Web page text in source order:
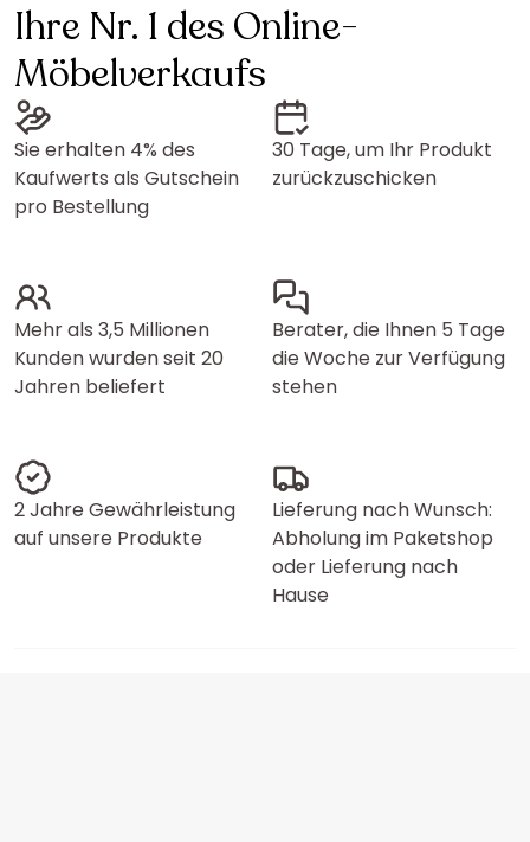
Ihre Nr. 1 des Online-
Möbelverkaufs
Sie erhalten 4% des
Kaufwerts als Gutschein
pro Bestellung
30 Tage, um Ihr Produkt
zurückzuschicken
Mehr als 3,5 Millionen
Kunden wurden seit 20
Jahren beliefert
Berater, die Ihnen 5 Tage
die Woche zur Verfügung
stehen
2 Jahre Gewährleistung
auf unsere Produkte
Lieferung nach Wunsch:
Abholung im Paketshop
oder Lieferung nach
Hause